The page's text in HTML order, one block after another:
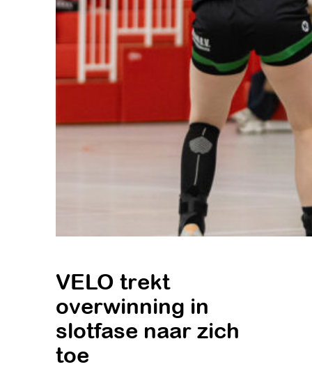
VELO trekt
overwinning in
slotfase naar zich
toe